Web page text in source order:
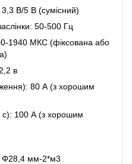
3,3 В/5 В (сумісний)
50-500 Гц
1940 МКС (фіксована або
в
80 А (з хорошим
с): 100 А (з хорошим
Φ28,4 мм-2*м3